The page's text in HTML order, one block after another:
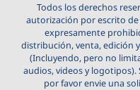
Todos los derechos
autorización por escrito
expresamente
distribución, venta, edición
(Incluyendo, pero no
audios, videos y logotipos).
por favor envie una